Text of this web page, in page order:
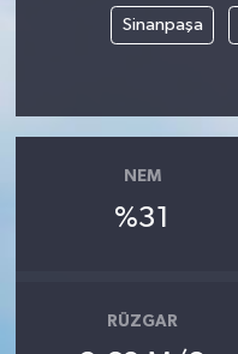
Sinanpaşa
NEM
%31
RÜZGAR